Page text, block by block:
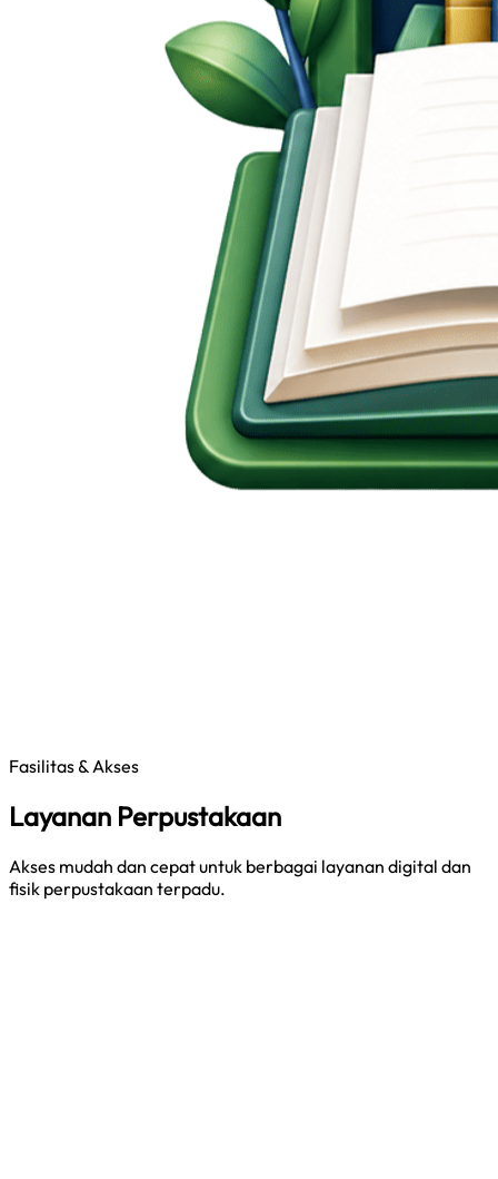
Fasilitas & Akses
Layanan Perpustakaan
Akses mudah dan cepat untuk berbagai layanan digital dan
fisik perpustakaan terpadu.